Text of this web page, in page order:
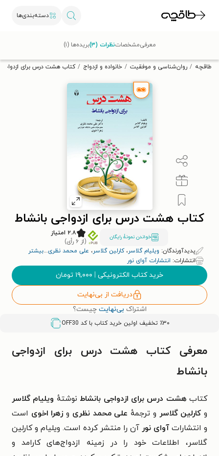
دسته‌بندی‌ها
تخفیف از طاقچه دریافت کن.
طاقچه روان‌شناسی و موفقیت خانواده و ازدواج کتاب هشت درس برای ازدواجی
کتاب هشت درس برای ازدواجی بانشاط
خواندن نمونۀ رایگان
۲.۸ امتیاز
(از ۶ رأی)
پدیدآورندگان: ویلیام گلاسر،کارلین گلاسر، علی محمد نظری...بیشتر
انتشارات: انتشارات آوای نور
خرید کتاب الکترونیکی | ۱۹,۰۰۰ تومان
دریافت از بی‌نهایت
اشتراک بی‌نهایت چیست؟
٪۳۰ تخفیف اولین خرید کتاب با کد OFF30
معرفیمشخصاتنظرات (۳) بریده‌ها (۱)
معرفی کتاب هشت درس برای ازدواجی
بانشاط
کتاب هشت درس برای ازدواجی بانشاط نوشتهٔ ویلیام گلاسر
وکارلین گلاسر و ترجمهٔ علی محمد نظری وزهرا اخوی است
و انتشارات آوای نور آن را منتشر کرده است. ویلیام و کارلین
گلاسر، اطلاعات خود را در زمینه ازدواج‌های کارامد و